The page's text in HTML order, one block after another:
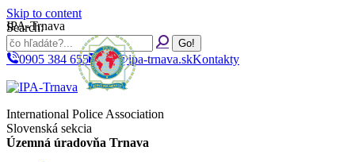
Skip to content
Search:
0905 384 655 ipa@ipa-trnava.skKontakty
IPA-Trnava
International Police Association
Slovenská sekcia
Územná úradovňa Trnava